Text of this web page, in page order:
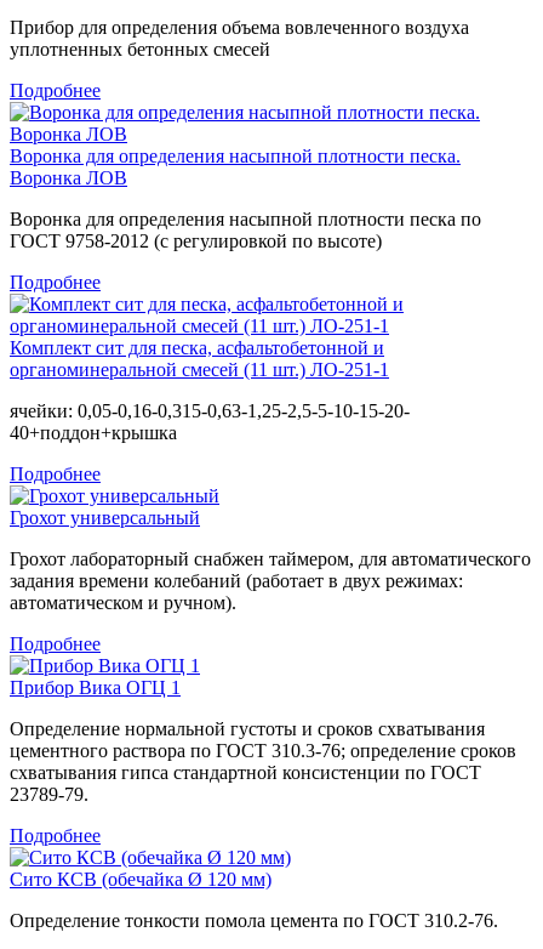
Прибор для определения объема вовлеченного воздуха
уплотненных бетонных смесей
Подробнее
Воронка для определения насыпной плотности песка.
Воронка ЛОВ
Воронка для определения насыпной плотности песка по
ГОСТ 9758-2012 (с регулировкой по высоте)
Подробнее
Комплект сит для песка, асфальтобетонной и
органоминеральной смесей (11 шт.) ЛО-251-1
ячейки: 0,05-0,16-0,315-0,63-1,25-2,5-5-10-15-20-
40+поддон+крышка
Подробнее
Грохот универсальный
Грохот лабораторный снабжен таймером, для автоматического
задания времени колебаний (работает в двух режимах:
автоматическом и ручном).
Подробнее
Прибор Вика ОГЦ 1
Определение нормальной густоты и сроков схватывания
цементного раствора по ГОСТ 310.3-76; определение сроков
схватывания гипса стандартной консистенции по ГОСТ
23789-79.
Подробнее
Сито КСВ (обечайка Ø 120 мм)
Определение тонкости помола цемента по ГОСТ 310.2-76.